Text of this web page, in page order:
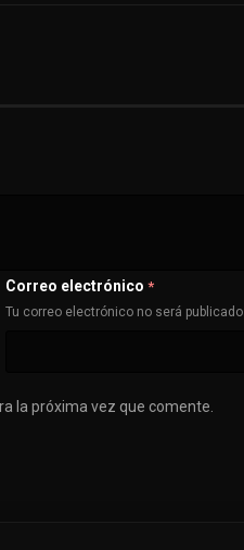
Correo electrónico *
Tu correo electrónico no será publicado
la próxima vez que comente.